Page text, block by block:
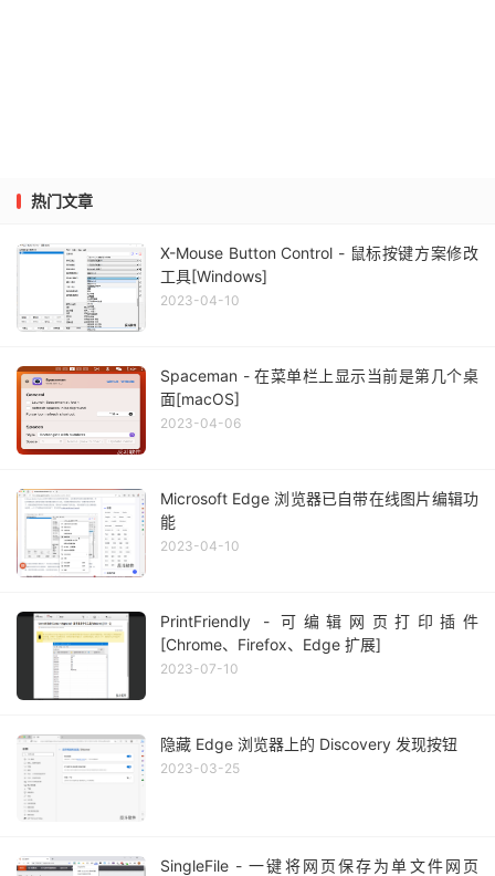
热门文章
X-Mouse Button Control - 鼠标按键方案修改
工具[Windows]
2023-04-10
Spaceman - 在菜单栏上显示当前是第几个桌
面[macOS]
2023-04-06
Microsoft Edge 浏览器已自带在线图片编辑功
能
2023-04-10
PrintFriendly - 可编辑网页打印插件
[Chrome、Firefox、Edge 扩展]
2023-07-10
隐藏 Edge 浏览器上的 Discovery 发现按钮
2023-03-25
SingleFile - 一键将网页保存为单文件网页